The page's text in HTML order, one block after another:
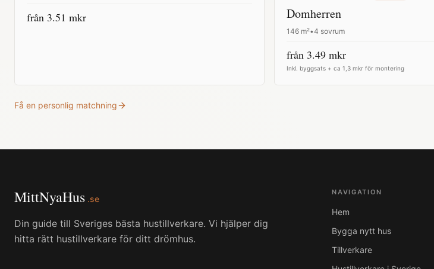
från 3.51 mkr Domherren
146 m²•4 sovrum
från 3.49 mkr
Inkl. byggsats + ca 1,3 mkr för montering
Få en personlig matchning
MittNyaHus .se
Din guide till Sveriges bästa hustillverkare. Vi hjälper dig
hitta rätt hustillverkare för ditt drömhus.
NAVIGATION
Hem
Bygga nytt hus
Tillverkare